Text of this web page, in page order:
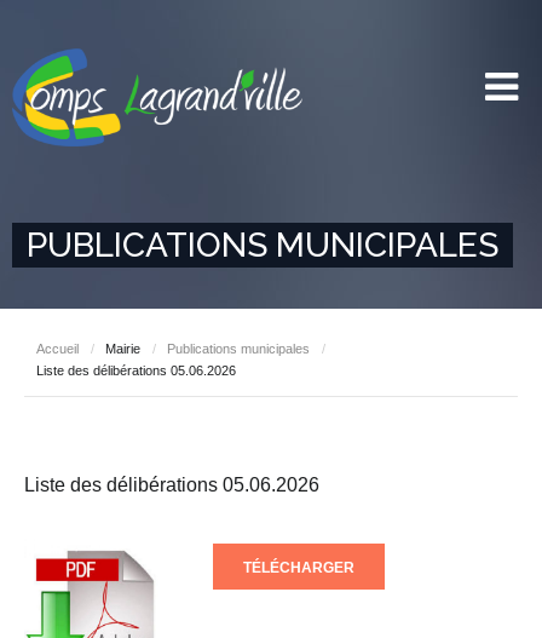
PUBLICATIONS MUNICIPALES
Accueil / Mairie / Publications municipales
/
Liste des délibérations 05.06.2026
Liste des délibérations 05.06.2026
TÉLÉCHARGER